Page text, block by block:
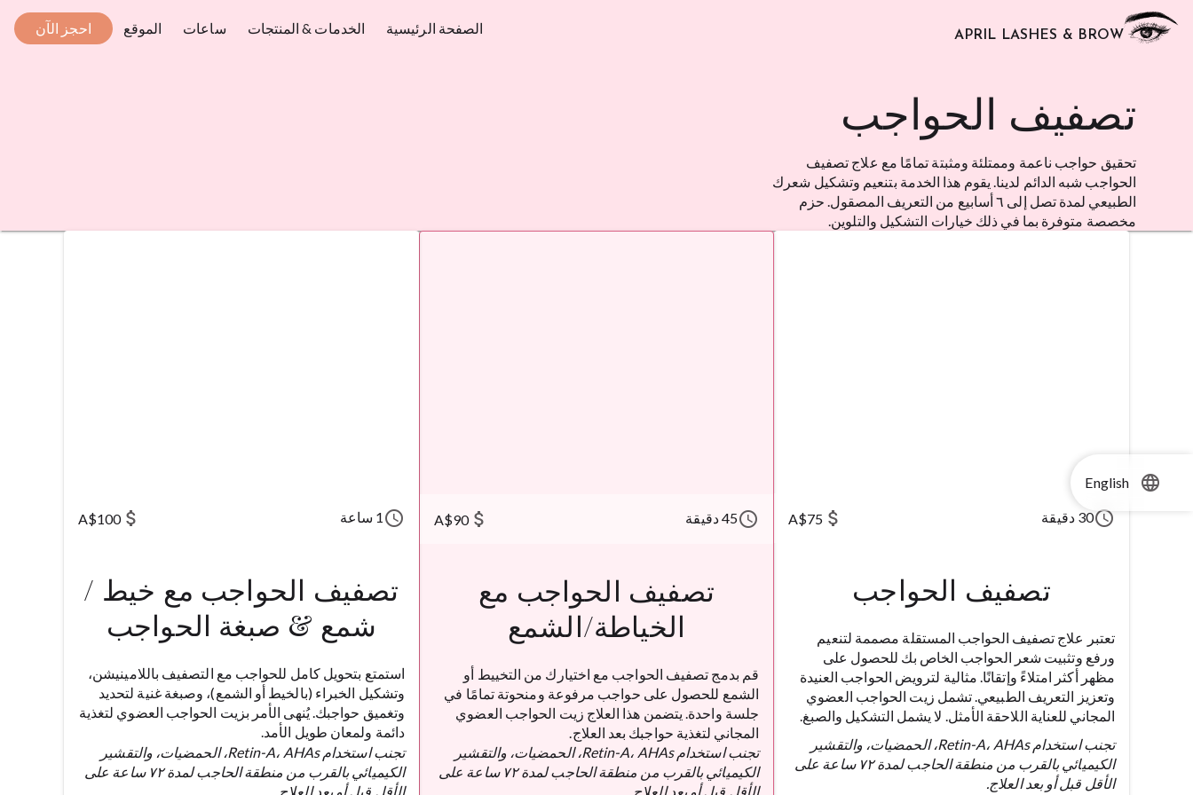
APRIL LASHES & BROW الصفحة الرئيسية الخدمات & المنتجات ساعات الموقع احجز الآن
تصفيف الحواجب
تحقيق حواجب ناعمة وممتلئة ومثبتة تمامًا مع علاج تصفيف
الحواجب شبه الدائم لدينا. يقوم هذا الخدمة بتنعيم وتشكيل شعرك
الطبيعي لمدة تصل إلى ٦ أسابيع من التعريف المصقول. حزم
مخصصة متوفرة بما في ذلك خيارات التشكيل والتلوين.
schedule30 دقيقة attach_money
A$75
تصفيف الحواجب
تعتبر علاج تصفيف الحواجب المستقلة مصممة لتنعيم
ورفع وتثبيت شعر الحواجب الخاص بك للحصول على
مظهر أكثر امتلاءً وإتقانًا. مثالية لترويض الحواجب العنيدة
وتعزيز التعريف الطبيعي. تشمل زيت الحواجب العضوي
المجاني للعناية اللاحقة الأمثل. لا يشمل التشكيل والصبغ.
تجنب استخدام Retin-A، AHAs، الحمضيات، والتقشير
الكيميائي بالقرب من منطقة الحاجب لمدة ٧٢ ساعة على
الأقل قبل أو بعد العلاج.
schedule45 دقيقة attach_money
A$90
تصفيف الحواجب مع
الخياطة/الشمع
قم بدمج تصفيف الحواجب مع اختيارك من التخييط أو
الشمع للحصول على حواجب مرفوعة ومنحوتة تمامًا في
جلسة واحدة. يتضمن هذا العلاج زيت الحواجب العضوي
المجاني لتغذية حواجبك بعد العلاج.
تجنب استخدام Retin-A، AHAs، الحمضيات، والتقشير
الكيميائي بالقرب من منطقة الحاجب لمدة ٧٢ ساعة على
الأقل قبل أو بعد العلاج.
schedule 1 ساعة attach_money
A$100
تصفيف الحواجب مع خيط /
شمع & صبغة الحواجب
استمتع بتحويل كامل للحواجب مع التصفيف باللامينيشن،
وتشكيل الخبراء (بالخيط أو الشمع)، وصبغة غنية لتحديد
وتغميق حواجبك. يُنهى الأمر بزيت الحواجب العضوي لتغذية
دائمة ولمعان طويل الأمد.
تجنب استخدام Retin-A، AHAs، الحمضيات، والتقشير
الكيميائي بالقرب من منطقة الحاجب لمدة ٧٢ ساعة على
الأقل قبل أو بعد العلاج.
language
English